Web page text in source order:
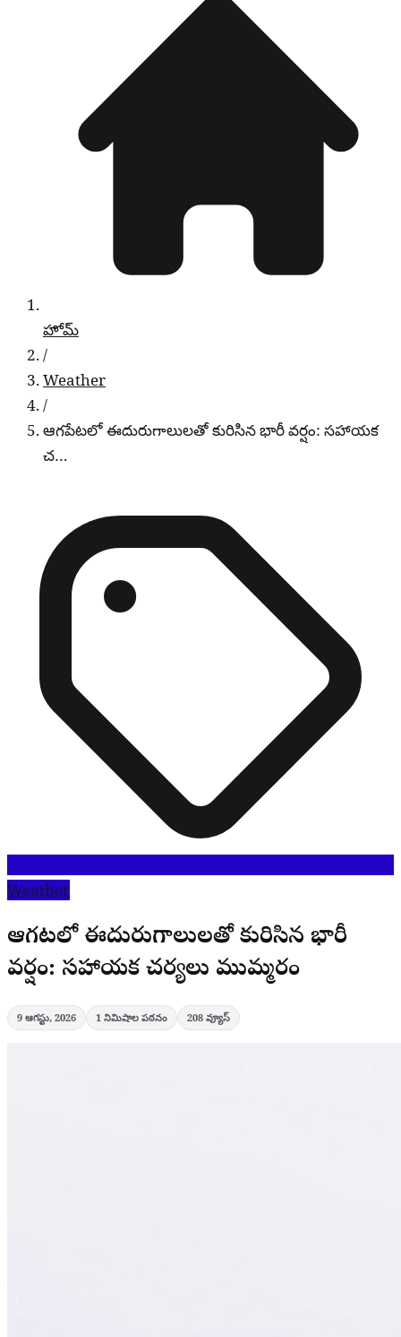
హోమ్
/
Weather
/
ఆగపేటలో ఈదురుగాలులతో కురిసిన భారీ వర్షం: సహాయక
చ…
Weather
ఆగపేటలో ఈదురుగాలులతో కురిసిన భారీ
వర్షం: సహాయక చర్యలు ముమ్మరం
9 ఆగస్టు, 2026 1 నిమిషాల పఠనం 208 వ్యూస్